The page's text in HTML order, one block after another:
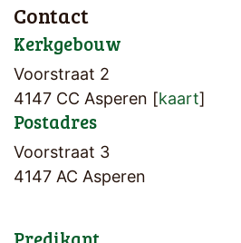
Contact
Kerkgebouw
Voorstraat 2
4147 CC Asperen [kaart]
Postadres
Voorstraat 3
4147 AC Asperen